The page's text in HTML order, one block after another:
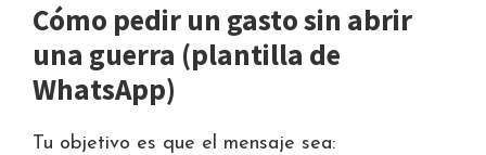
Cómo pedir un gasto sin abrir
una guerra (plantilla de
WhatsApp)
Tu objetivo es que el mensaje sea: